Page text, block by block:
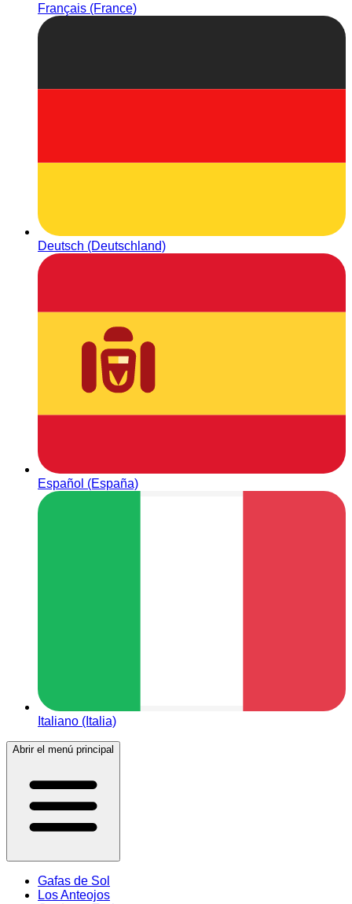
Français (France)
Deutsch (Deutschland)
Español (España)
Italiano (Italia)
Abrir el menú principal
Gafas de Sol
Los Anteojos